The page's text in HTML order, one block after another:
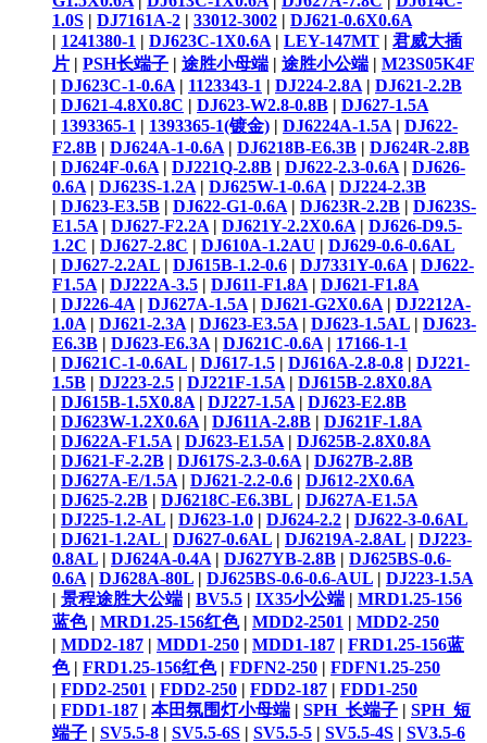
1.0S | DJ7161A-2 | 33012-3002 | DJ621-0.6X0.6A
| 1241380-1 | DJ623C-1X0.6A | LEY-147MT | 君威大插
片 | PSH长端子 | 途胜小母端 | 途胜小公端 | M23S05K4F
| DJ623C-1-0.6A | 1123343-1 | DJ224-2.8A | DJ621-2.2B
| DJ621-4.8X0.8C | DJ623-W2.8-0.8B | DJ627-1.5A
| 1393365-1 | 1393365-1(镀金) | DJ6224A-1.5A | DJ622-
F2.8B | DJ624A-1-0.6A | DJ6218B-E6.3B | DJ624R-2.8B
| DJ624F-0.6A | DJ221Q-2.8B | DJ622-2.3-0.6A | DJ626-
0.6A | DJ623S-1.2A | DJ625W-1-0.6A | DJ224-2.3B
| DJ623-E3.5B | DJ622-G1-0.6A | DJ623R-2.2B | DJ623S-
E1.5A | DJ627-F2.2A | DJ621Y-2.2X0.6A | DJ626-D9.5-
1.2C | DJ627-2.8C | DJ610A-1.2AU | DJ629-0.6-0.6AL
| DJ627-2.2AL | DJ615B-1.2-0.6 | DJ7331Y-0.6A | DJ622-
F1.5A | DJ222A-3.5 | DJ611-F1.8A | DJ621-F1.8A
| DJ226-4A | DJ627A-1.5A | DJ621-G2X0.6A | DJ2212A-
1.0A | DJ621-2.3A | DJ623-E3.5A | DJ623-1.5AL | DJ623-
E6.3B | DJ623-E6.3A | DJ621C-0.6A | 17166-1-1
| DJ621C-1-0.6AL | DJ617-1.5 | DJ616A-2.8-0.8 | DJ221-
1.5B | DJ223-2.5 | DJ221F-1.5A | DJ615B-2.8X0.8A
| DJ615B-1.5X0.8A | DJ227-1.5A | DJ623-E2.8B
| DJ623W-1.2X0.6A | DJ611A-2.8B | DJ621F-1.8A
| DJ622A-F1.5A | DJ623-E1.5A | DJ625B-2.8X0.8A
| DJ621-F-2.2B | DJ617S-2.3-0.6A | DJ627B-2.8B
| DJ627A-E/1.5A | DJ621-2.2-0.6 | DJ612-2X0.6A
| DJ625-2.2B | DJ6218C-E6.3BL | DJ627A-E1.5A
| DJ225-1.2-AL | DJ623-1.0 | DJ624-2.2 | DJ622-3-0.6AL
| DJ621-1.2AL ​ | DJ627-0.6AL | DJ6219A-2.8AL | DJ223-
0.8AL | DJ624A-0.4A | DJ627YB-2.8B | DJ625BS-0.6-
0.6A | DJ628A-80L | DJ625BS-0.6-0.6-AUL | DJ223-1.5A
| 景程途胜大公端 | BV5.5 | IX35小公端 | MRD1.25-156
蓝色| MRD1.25-156红色| MDD2-2501 | MDD2-250
| MDD2-187 | MDD1-250 | MDD1-187 | FRD1.25-156蓝
色| FRD1.25-156红色| FDFN2-250 | FDFN1.25-250
| FDD2-2501 | FDD2-250 | FDD2-187 | FDD1-250
| FDD1-187 | 本田氛围灯小母端 | SPH_长端子 | SPH_短
端子 | SV5.5-8 | SV5.5-6S | SV5.5-5 | SV5.5-4S | SV3.5-6